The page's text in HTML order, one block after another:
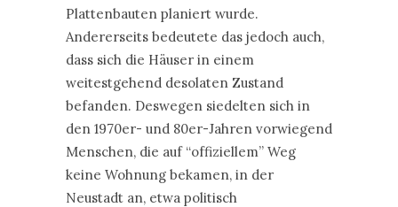
Plattenbauten planiert wurde.
Andererseits bedeutete das jedoch auch,
dass sich die Häuser in einem
weitestgehend desolaten Zustand
befanden. Deswegen siedelten sich in
den 1970er- und 80er-Jahren vorwiegend
Menschen, die auf “offiziellem” Weg
keine Wohnung bekamen, in der
Neustadt an, etwa politisch